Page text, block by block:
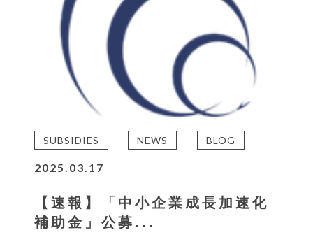
SUBSIDIES NEWS BLOG
2025.03.17
【速報】「中小企業成長加速化
補助金」公募...